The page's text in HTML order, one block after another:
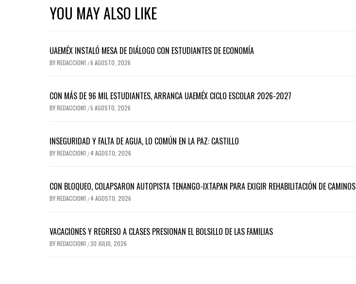
YOU MAY ALSO LIKE
UAEMÉX INSTALÓ MESA DE DIÁLOGO CON ESTUDIANTES DE ECONOMÍA
BYREDACCION1 /6 AGOSTO, 2026
CON MÁS DE 96 MIL ESTUDIANTES, ARRANCA UAEMÉX CICLO ESCOLAR 2026-2027
BYREDACCION1 /5 AGOSTO, 2026
INSEGURIDAD Y FALTA DE AGUA, LO COMÚN EN LA PAZ: CASTILLO
BYREDACCION1 /4 AGOSTO, 2026
CON BLOQUEO, COLAPSARON AUTOPISTA TENANGO-IXTAPAN PARA EXIGIR REHABILITACIÓN DE CAMINOS
BYREDACCION1 /4 AGOSTO, 2026
VACACIONES Y REGRESO A CLASES PRESIONAN EL BOLSILLO DE LAS FAMILIAS
BYREDACCION1 /30 JULIO, 2026